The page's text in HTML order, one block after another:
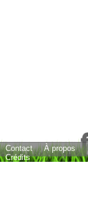
Contact
À propos
Crédits